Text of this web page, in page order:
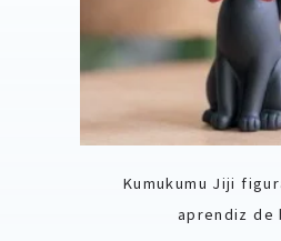
Kumukumu Jiji
aprendiz de